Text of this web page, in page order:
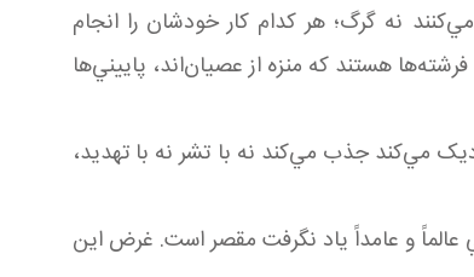
نه گرگ؛ هر کدام کار خودشان را انجام
هستند که منزه از عصيان‌اند، پاييني‌ها
مي‌کند جذب مي‌کند نه با تشر نه با تهديد،
و عامداً ياد نگرفت مقصر است. غرض اين